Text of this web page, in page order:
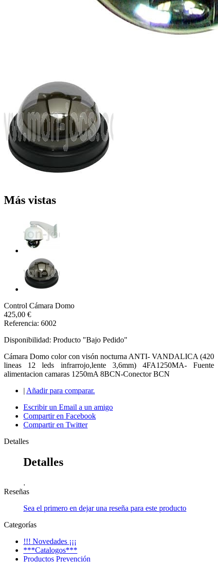
Más vistas
Control Cámara Domo
425,00 €
Referencia: 6002
Disponibilidad: Producto "Bajo Pedido"
Cámara Domo color con visón nocturna ANTI- VANDALICA (420
lineas 12 leds infrarrojo,lente 3,6mm) 4FA1250MA- Fuente
alimentacion camaras 1250mA 8BCN-Conector BCN
| Añadir para comparar.
Escribir un Email a un amigo
Compartir en Facebook
Compartir en Twitter
Detalles
Detalles
.
Reseñas
Sea el primero en dejar una reseña para este producto
Categorías
!!! Novedades ¡¡¡
***Catalogos***
Productos Prevención